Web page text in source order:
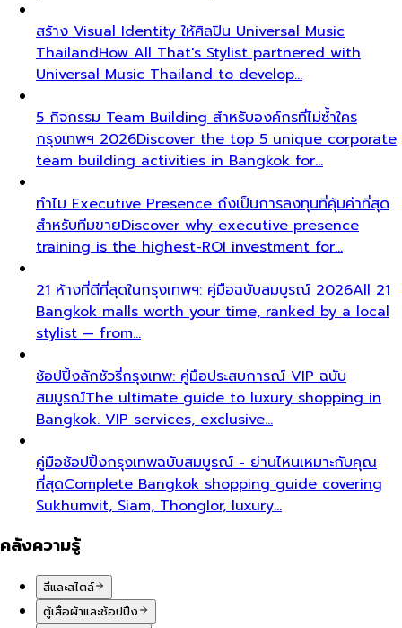
สร้าง Visual Identity ให้ศิลปิน Universal Music
ThailandHow All That's Stylist partnered with
Universal Music Thailand to develop…
5 กิจกรรม Team Building สำหรับองค์กรที่ไม่ซ้ำใคร
กรุงเทพฯ 2026Discover the top 5 unique corporate
team building activities in Bangkok for…
ทำไม Executive Presence ถึงเป็นการลงทุนที่คุ้มค่าที่สุด
สำหรับทีมขายDiscover why executive presence
training is the highest-ROI investment for…
21 ห้างที่ดีที่สุดในกรุงเทพฯ: คู่มือฉบับสมบูรณ์ 2026All 21
Bangkok malls worth your time, ranked by a local
stylist — from…
ช้อปปิ้งลักชัวรี่กรุงเทพ: คู่มือประสบการณ์ VIP ฉบับ
สมบูรณ์The ultimate guide to luxury shopping in
Bangkok. VIP services, exclusive…
คู่มือช้อปปิ้งกรุงเทพฉบับสมบูรณ์ - ย่านไหนเหมาะกับคุณ
ที่สุดComplete Bangkok shopping guide covering
Sukhumvit, Siam, Thonglor, luxury…
คลังความรู้
สีและสไตล์
ตู้เสื้อผ้าและช้อปปิ้ง